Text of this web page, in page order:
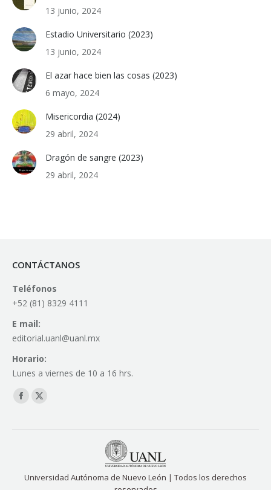
13 junio, 2024
Estadio Universitario (2023)
13 junio, 2024
El azar hace bien las cosas (2023)
6 mayo, 2024
Misericordia (2024)
29 abril, 2024
Dragón de sangre (2023)
29 abril, 2024
CONTÁCTANOS
Teléfonos
+52 (81) 8329 4111
E mail:
editorial.uanl@uanl.mx
Horario:
Lunes a viernes de 10 a 16 hrs.
Find us on:
Facebook
window
X
window
Universidad Autónoma de Nuevo León | Todos los derechos